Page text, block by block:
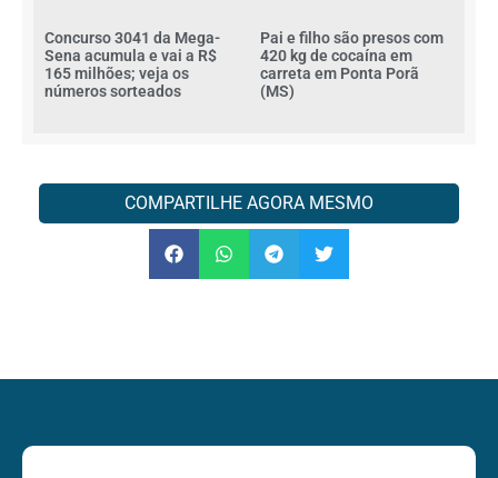
Concurso 3041 da Mega-
Sena acumula e vai a R$
165 milhões; veja os
números sorteados
Pai e filho são presos com
420 kg de cocaína em
carreta em Ponta Porã
(MS)
COMPARTILHE AGORA MESMO